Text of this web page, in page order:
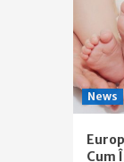
News
Cum